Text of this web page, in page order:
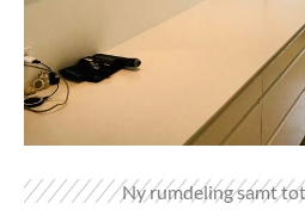
Ny rumdeling samt